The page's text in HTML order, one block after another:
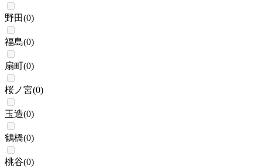
野田(0)
福島(0)
扇町(0)
桜ノ宮(0)
玉造(0)
鶴橋(0)
桃谷(0)